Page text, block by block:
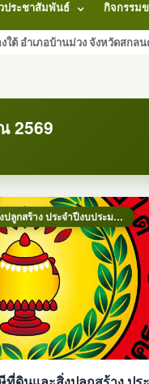
ประชาสัมพันธ์ กิจกรรมข
อำเภอบ้านม่วง จังหวัดสก
2569
ประชาสัมพันธ์ ภาษีที่ดินและสิ่งปลูกสร้าง ประจำปีงบประมาณ 2569